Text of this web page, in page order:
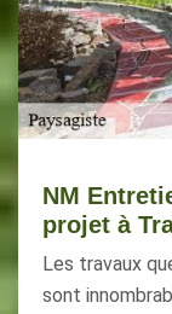
NM
projet à
Les travaux
sont